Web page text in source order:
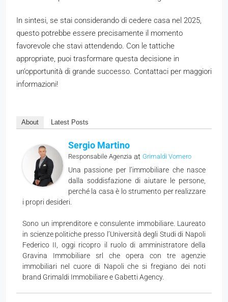
In sintesi, se stai considerando di cedere casa nel 2025,
questo potrebbe essere precisamente il momento
favorevole che stavi attendendo. Con le tattiche
appropriate, puoi trasformare questa decisione in
un’opportunità di grande successo. Contattaci per maggiori
informazioni!
About Latest Posts
Sergio Martino
Responsabile Agenzia at Grimaldi Vomero
Una passione per l’immobiliare che nasce
dalla soddisfazione di aiutare le persone,
perché la casa è lo strumento per realizzare
i propri desideri.
Sono un imprenditore e consulente immobiliare. Laureato
in scienze politiche presso l’Università degli Studi di Napoli
Federico II, oggi ricopro il ruolo di amministratore della
Gravina Immobiliare srl che opera con tre agenzie
immobiliari nel cuore di Napoli che si fregiano dei noti
brand Grimaldi Immobiliare e Gabetti Agency.